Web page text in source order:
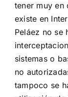
tener muy en
existe en
Peláez no se
sistemas o
no
tampoco se